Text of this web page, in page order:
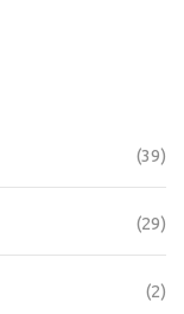
(39)
(29)
(2)